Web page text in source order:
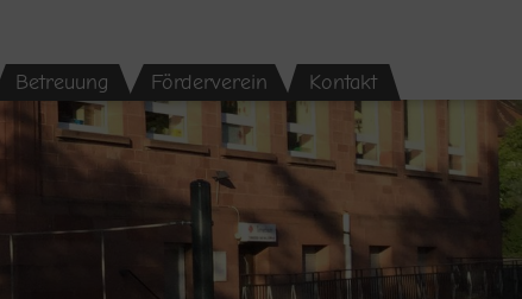
Betreuung Förderverein Kontakt